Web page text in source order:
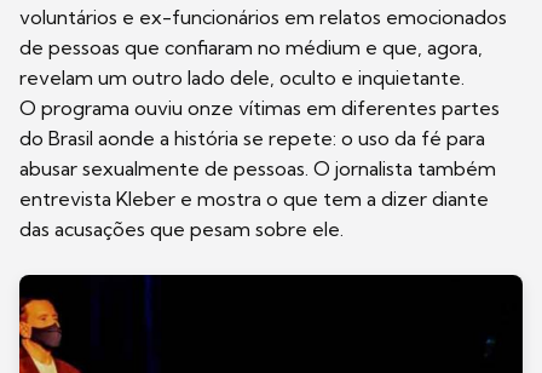
voluntários e ex-funcionários em relatos emocionados
de pessoas que confiaram no médium e que, agora,
revelam um outro lado dele, oculto e inquietante.
O programa ouviu onze vítimas em diferentes partes
do Brasil aonde a história se repete: o uso da fé para
abusar sexualmente de pessoas. O jornalista também
entrevista Kleber e mostra o que tem a dizer diante
das acusações que pesam sobre ele.